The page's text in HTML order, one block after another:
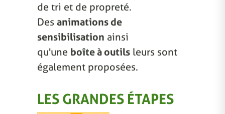
de tri et de propreté.
Des animations de
sensibilisation ainsi
qu'une boîte à outils leurs sont
également proposées.
LES GRANDES ÉTAPES